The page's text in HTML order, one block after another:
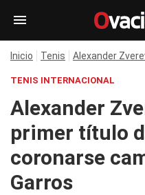
Inicio Tenis Alexander
TENIS INTERNACIONAL
Alexander
primer título
coronarse
Garros